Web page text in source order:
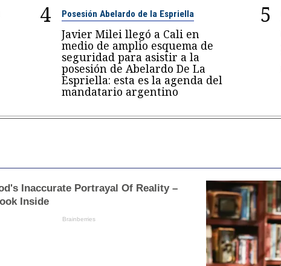
4 Posesión Abelardo de la Espriella
Javier Milei llegó a Cali en
medio de amplio esquema de
seguridad para asistir a la
posesión de Abelardo De La
Espriella: esta es la agenda del
mandatario argentino
5